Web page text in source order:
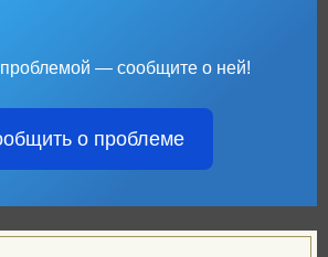
проблемой — сообщите о ней!
о проблеме